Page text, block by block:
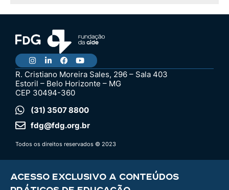
R. Cristiano Moreira Sales, 296 – Sala 403
Estoril – Belo Horizonte – MG
CEP 30494-360
(31) 3507 8800
fdg@fdg.org.br
Todos os direitos reservados © 2023
ACESSO EXCLUSIVO A CONTEÚDOS